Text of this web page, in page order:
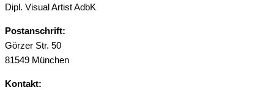
Dipl. Visual Artist AdbK
Postanschrift:
Görzer Str. 50
81549 München
Kontakt: